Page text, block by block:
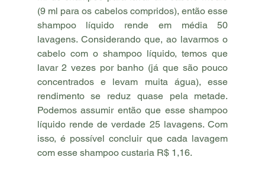
(9 ml para os cabelos compridos), então esse
shampoo líquido rende em média 50
lavagens. Considerando que, ao lavarmos o
cabelo com o shampoo líquido, temos que
lavar 2 vezes por banho (já que são pouco
concentrados e levam muita água), esse
rendimento se reduz quase pela metade.
Podemos assumir então que esse shampoo
líquido rende de verdade 25 lavagens. Com
isso, é possível concluir que cada lavagem
com esse shampoo custaria R$ 1,16.